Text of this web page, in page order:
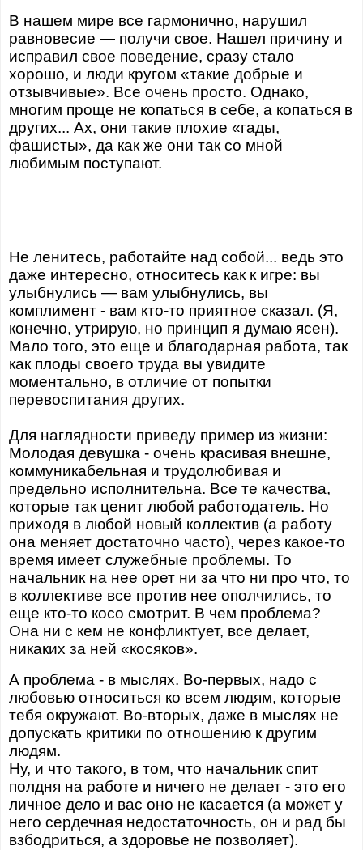
В нашем мире все гармонично, нарушил
равновесие — получи свое. Нашел причину и
исправил свое поведение, сразу стало
хорошо, и люди кругом «такие добрые и
отзывчивые». Все очень просто. Однако,
многим проще не копаться в себе, а копаться в
других... Ах, они такие плохие «гады,
фашисты», да как же они так со мной
любимым поступают.
Не ленитесь, работайте над собой... ведь это
даже интересно, относитесь как к игре: вы
улыбнулись — вам улыбнулись, вы
комплимент - вам кто-то приятное сказал. (Я,
конечно, утрирую, но принцип я думаю ясен).
Мало того, это еще и благодарная работа, так
как плоды своего труда вы увидите
моментально, в отличие от попытки
перевоспитания других.
Для наглядности приведу пример из жизни:
Молодая девушка - очень красивая внешне,
коммуникабельная и трудолюбивая и
предельно исполнительна. Все те качества,
которые так ценит любой работодатель. Но
приходя в любой новый коллектив (а работу
она меняет достаточно часто), через какое-то
время имеет служебные проблемы. То
начальник на нее орет ни за что ни про что, то
в коллективе все против нее ополчились, то
еще кто-то косо смотрит. В чем проблема?
Она ни с кем не конфликтует, все делает,
никаких за ней «косяков».
А проблема - в мыслях. Во-первых, надо с
любовью относиться ко всем людям, которые
тебя окружают. Во-вторых, даже в мыслях не
допускать критики по отношению к другим
людям.
Ну, и что такого, в том, что начальник спит
полдня на работе и ничего не делает - это его
личное дело и вас оно не касается (а может у
него сердечная недостаточность, он и рад бы
взбодриться, а здоровье не позволяет).